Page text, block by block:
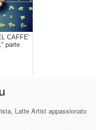
CAFFE'
parte
Latte Artist appassionato